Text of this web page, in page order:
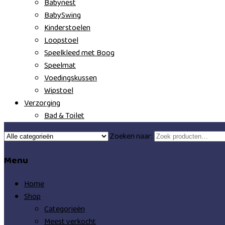
Babynest
BabySwing
Kinderstoelen
Loopstoel
Speelkleed met Boog
Speelmat
Voedingskussen
Wipstoel
Verzorging
Bad & Toilet
Zoeken naar:
Menu
Home
Shop
Categorieën
Meest verkocht